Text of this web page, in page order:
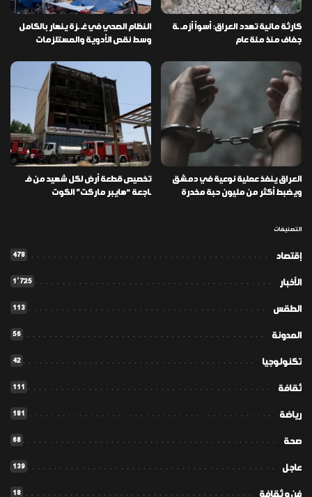
كارثة مائية تهدد العراق: أسوأ أزمـ ـة
جفاف منذ مئة عام
النظام الصحي في غـ ـزة ينهار بالكامل
وسط نقص الأدوية والمستلزمات
العراق ينفذ عملية نوعية في دمشق
ويضبط أكثر من مليون حبة مخدرة
تخصيص قطعة أرض لكل شهيد من فـ
ـاجعة “هايبر ماركت” الكوت
التصنيفات
إقتصاد 478
الأخبار 1٬725
الطقس 113
المدونة 56
تكنولوجيا 42
ثقافة 111
رياضة 181
صحة 68
عاجل 139
فن و ثقافة 18